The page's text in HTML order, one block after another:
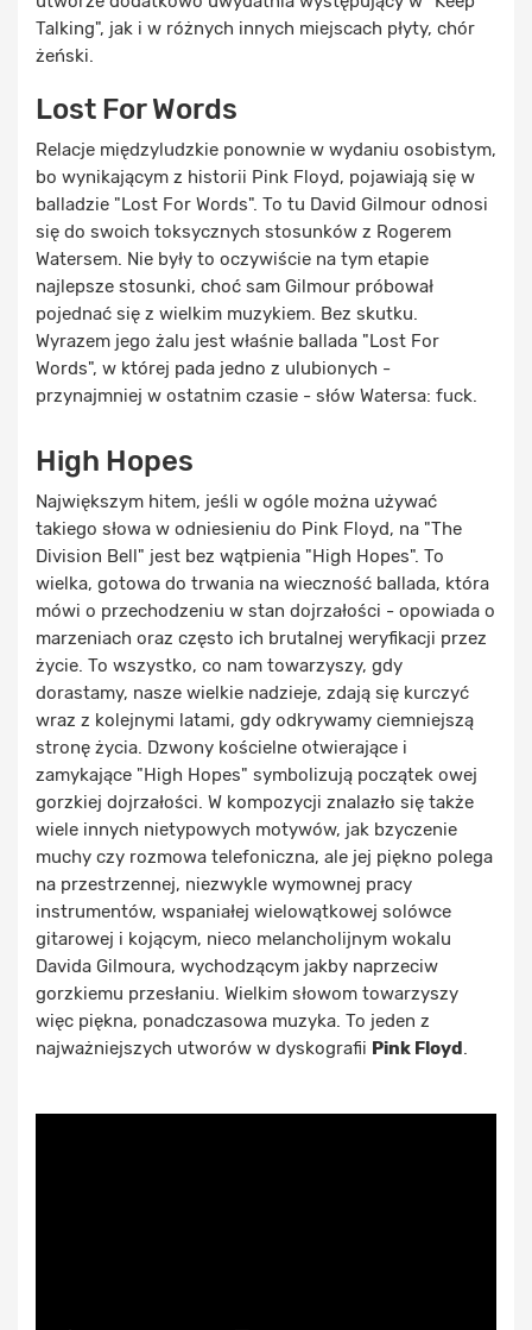
Talking", jak i w różnych innych miejscach płyty, chór
żeński.
Lost For Words
Relacje międzyludzkie ponownie w wydaniu osobistym,
bo wynikającym z historii Pink Floyd, pojawiają się w
balladzie "Lost For Words". To tu David Gilmour odnosi
się do swoich toksycznych stosunków z Rogerem
Watersem. Nie były to oczywiście na tym etapie
najlepsze stosunki, choć sam Gilmour próbował
pojednać się z wielkim muzykiem. Bez skutku.
Wyrazem jego żalu jest właśnie ballada "Lost For
Words", w której pada jedno z ulubionych -
przynajmniej w ostatnim czasie - słów Watersa: fuck.
High Hopes
Największym hitem, jeśli w ogóle można używać
takiego słowa w odniesieniu do Pink Floyd, na "The
Division Bell" jest bez wątpienia "High Hopes". To
wielka, gotowa do trwania na wieczność ballada, która
mówi o przechodzeniu w stan dojrzałości - opowiada o
marzeniach oraz często ich brutalnej weryfikacji przez
życie. To wszystko, co nam towarzyszy, gdy
dorastamy, nasze wielkie nadzieje, zdają się kurczyć
wraz z kolejnymi latami, gdy odkrywamy ciemniejszą
stronę życia. Dzwony kościelne otwierające i
zamykające "High Hopes" symbolizują początek owej
gorzkiej dojrzałości. W kompozycji znalazło się także
wiele innych nietypowych motywów, jak bzyczenie
muchy czy rozmowa telefoniczna, ale jej piękno polega
na przestrzennej, niezwykle wymownej pracy
instrumentów, wspaniałej wielowątkowej solówce
gitarowej i kojącym, nieco melancholijnym wokalu
Davida Gilmoura, wychodzącym jakby naprzeciw
gorzkiemu przesłaniu. Wielkim słowom towarzyszy
więc piękna, ponadczasowa muzyka. To jeden z
najważniejszych utworów w dyskografii Pink Floyd.